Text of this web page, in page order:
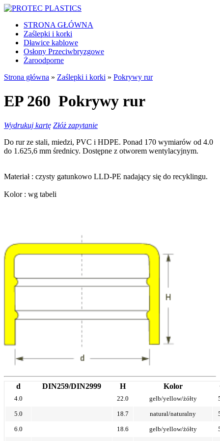
STRONA GŁÓWNA
Zaślepki i korki
Dławice kablowe
Osłony Przeciwbryzgowe
Żaroodporne
Strona główna » Zaślepki i korki » Pokrywy rur
EP 260 Pokrywy rur
Wydrukuj kartę Złóż zapytanie
Do rur ze stali, miedzi, PVC i HDPE. Ponad 170 wymiarów od 4.0
do 1.625,6 mm średnicy. Dostępne z otworem wentylacyjnym.
Materiał : czysty gatunkowo LLD-PE nadający się do recyklingu.
Kolor : wg tabeli
d DIN259/DIN2999 H Kolor
4.0 22.0 gelb/yellow/żółty
5.0 18.7 natural/naturalny
6.0 18.6 gelb/yellow/żółty